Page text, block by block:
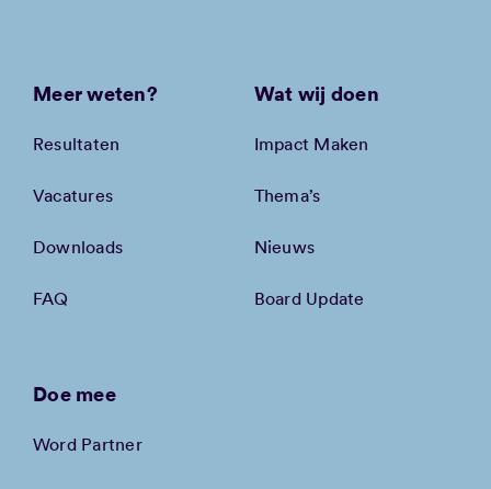
Meer weten?
Resultaten
Vacatures
Downloads
FAQ
Wat wij doen
Impact Maken
Thema’s
Nieuws
Board Update
Doe mee
Word Partner